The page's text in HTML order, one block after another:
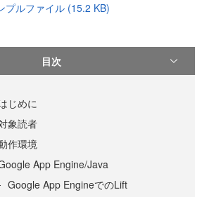
プルファイル (15.2 KB)
目次
じめに
象読者
作環境
App Engine/Java
Google App EngineでのLift